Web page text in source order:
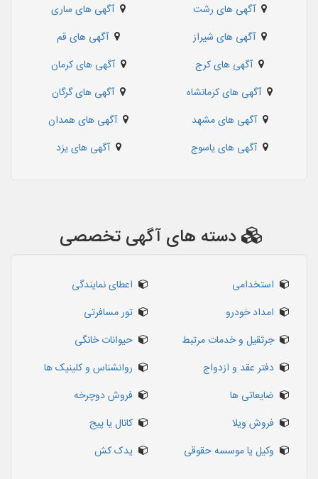
آگهی های رشت
آگهی های ساری
آگهی های شیراز
آگهی های قم
آگهی های کرج
آگهی های کرمان
آگهی های کرمانشاه
آگهی های گرگان
آگهی های مشهد
آگهی های همدان
آگهی های یاسوج
آگهی های یزد
دسته های آگهی تخصصی
استخدامی
اعطای نمایندگی
امداد خودرو
تور مسافرتی
جرثقیل و خدمات مرتبط
حیوانات خانگی
دفتر عقد و ازدواج
روانشناس و کلینیک ها
ضایعاتی ها
فروش دوچرخه
فروش ویلا
کانال یا پیج
وکیل یا موسسه حقوقی
یدک کش